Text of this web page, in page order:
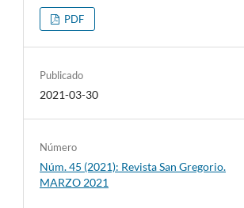
PDF
Publicado
2021-03-30
Número
Núm. 45 (2021): Revista San Gregorio.
MARZO 2021